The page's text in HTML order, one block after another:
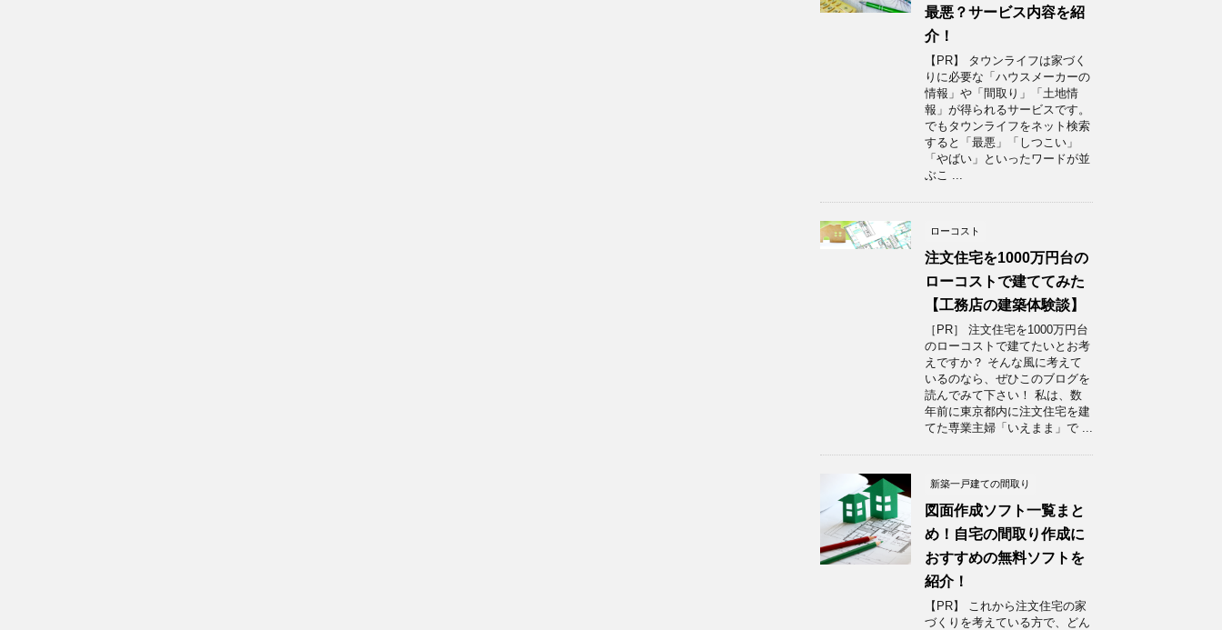
最悪？サービス内容を紹
介！
【PR】 タウンライフは家づく
りに必要な「ハウスメーカーの
情報」や「間取り」「土地情
報」が得られるサービスです。
でもタウンライフをネット検索
すると「最悪」「しつこい」
「やばい」といったワードが並
ぶこ ...
ローコスト
注文住宅を1000万円台の
ローコストで建ててみた
【工務店の建築体験談】
［PR］ 注文住宅を1000万円台
のローコストで建てたいとお考
えですか？ そんな風に考えて
いるのなら、ぜひこのブログを
読んでみて下さい！ 私は、数
年前に東京都内に注文住宅を建
てた専業主婦「いえまま」で ...
新築一戸建ての間取り
図面作成ソフト一覧まと
め！自宅の間取り作成に
おすすめの無料ソフトを
紹介！
【PR】 これから注文住宅の家
づくりを考えている方で、どん